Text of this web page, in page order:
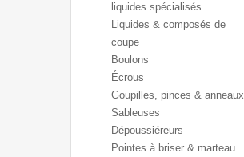
liquides spécialisés
Liquides & composés de
coupe
Boulons
Écrous
Goupilles, pinces & anneaux
Sableuses
Dépoussiéreurs
Pointes à briser & marteau